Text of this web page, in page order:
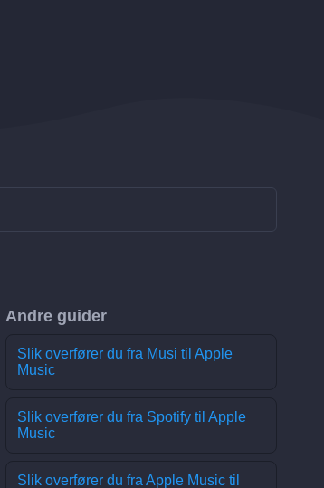
Andre guider
Slik overfører du fra Musi til Apple
Music
Slik overfører du fra Spotify til Apple
Music
Slik overfører du fra Apple Music til